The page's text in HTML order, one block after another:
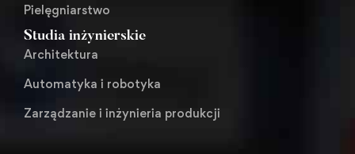
Pielęgniarstwo
Studia inżynierskie
Architektura
Automatyka i robotyka
Zarządzanie i inżynieria produkcji